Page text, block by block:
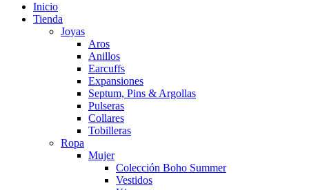
Inicio
Tienda
Joyas
Aros
Anillos
Earcuffs
Expansiones
Septum, Pins & Argollas
Pulseras
Collares
Tobilleras
Ropa
Mujer
Colección Boho Summer
Vestidos